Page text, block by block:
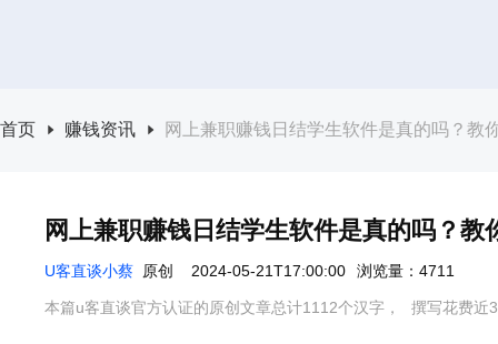
首页 赚钱资讯 网上兼职赚钱日结学生软件是真的吗？教
网上兼职赚钱日结学生软件是真的吗？教
U客直谈小蔡 原创 2024-05-21T17:00:00 浏览量：4711
本篇u客直谈官方认证的原创文章总计1112个汉字， 撰写花费近